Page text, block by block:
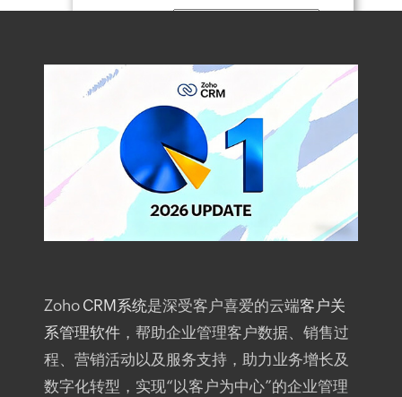
企业邮
*
公司名
称*
所在省
份*
型*
容
Zoho CRM系统是深受客户喜爱的云端客户关
系管理软件 ，帮助企业管理客户数据、销售过
程、营销活动以及服务支持，助力业务增长及
数字化转型，实现“以客户为中心”的企业管理